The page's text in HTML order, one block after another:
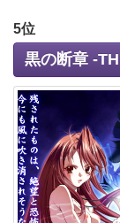
5位
黒の断章 -